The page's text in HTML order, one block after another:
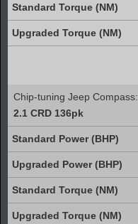
Chip-tuning Jeep Compass:
2.1 CRD 136pk